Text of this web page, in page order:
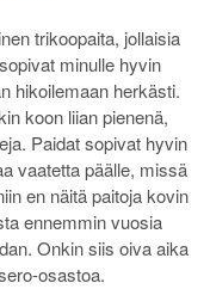
trikoopaita, jollaisia
minulle hyvin
hikoilemaan herkästi.
koon liian pienenä,
Paidat sopivat hyvin
vaatetta päälle, missä
en näitä paitoja kovin
ennemmin vuosia
Onkin siis oiva aika
osastoa.